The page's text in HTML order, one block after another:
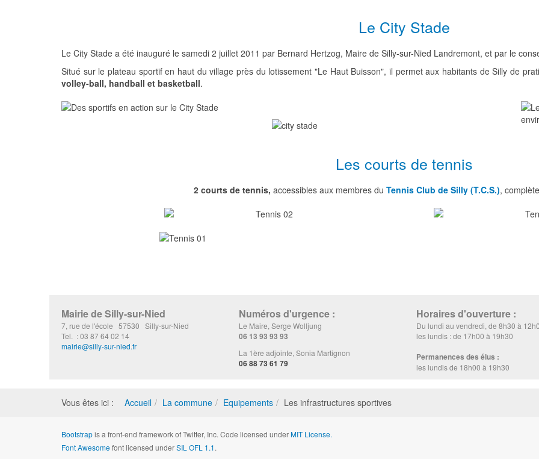
Le City Stade
Le City Stade a été inauguré le samedi 2 juillet 2011 par Bernard Hertzog, Maire de Silly-sur-Nied Landremont, et par le
Situé sur le plateau sportif en haut du village près du lotissement "Le Haut Buisson", il permet aux habitants de Silly de
volley-ball, handball et basketball.
Les courts de tennis
2 courts de tennis, accessibles aux membres du Tennis Club de Silly (T.C.S.),
Mairie de Silly-sur-Nied
7, rue de l'école 57530 Silly-sur-Nied
Tel. : 03 87 64 02 14
mairie@silly-sur-nied.fr
Numéros d'urgence :
Le Maire, Serge Wolljung
06 13 93 93 93
La 1ère adjointe, Sonia Martignon
06 88 73 61 79
Horaires d'ouverture :
Du lundi au vendredi, de 8h30 à
les lundis : de 17h00 à 19h30
Permanences des élus :
les lundis de 18h00 à 19h30
Vous êtes ici : Accueil La commune Equipements Les infrastructures sportives
Bootstrapis a front-end framework of Twitter, Inc. Code licensed underMIT License.
Font Awesomefont licensed underSIL OFL 1.1.